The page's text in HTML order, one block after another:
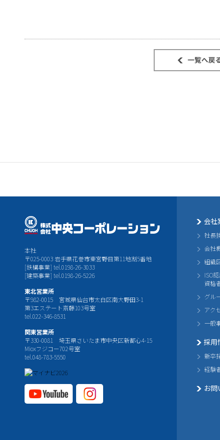
本社
〒025-0003 岩手県花巻市東宮野目第11地割5番地
[鉄構事業] tel.0198-26-3033
[建築事業] tel.0198-26-5226
東北営業所
〒982-0015 宮城県仙台市太白区南大野田3-1
第3エステート斎藤103号室
tel.022-346-8531
関東営業所
〒330-0081 埼玉県さいたま市中央区新都心4-15
Mioxフジコー702号室
tel.048-783-5550
会社
社長
会社
組織
ISO
資格
グル
アク
一般
採用
新卒
経験
お